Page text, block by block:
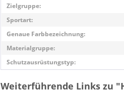
Zielgruppe:
Sportart:
Genaue Farbbezeichnung:
Materialgruppe:
Schutzausrüstungstyp:
Weiterführende Links zu